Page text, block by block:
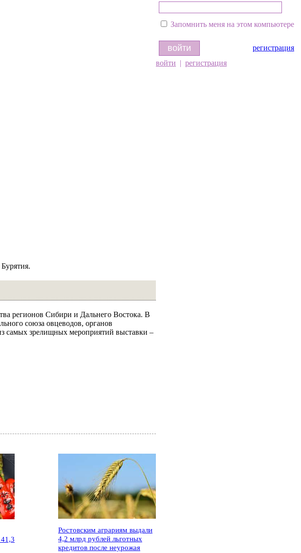
Запомнить меня на этом компьютере
регистрация
войти | регистрация
регионов Сибири и Дальнего Востока. В
союза овцеводов, органов
самых зрелищных мероприятий выставки –
Ростовским аграриям выдали
4,2 млрд рублей льготных
кредитов после неурожая